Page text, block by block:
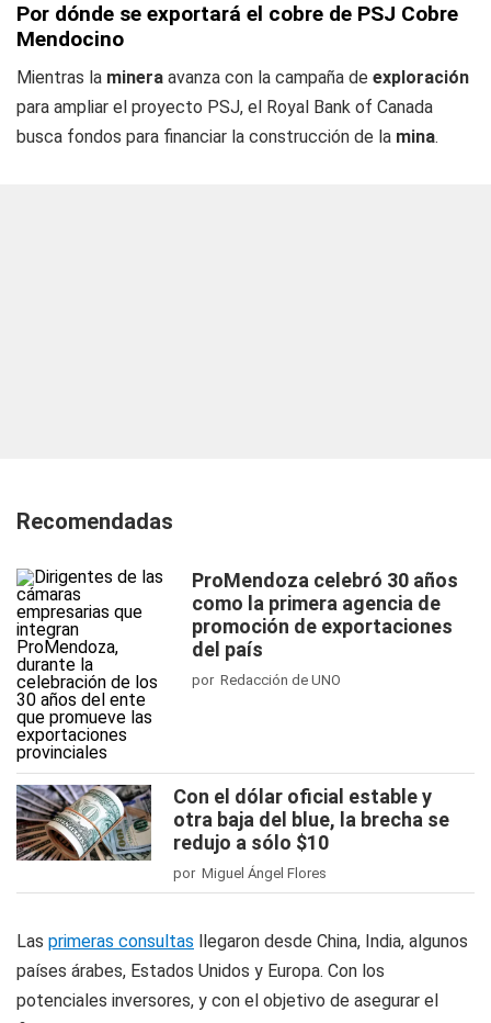
Por dónde se exportará el cobre de PSJ Cobre
Mendocino
Mientras la minera avanza con la campaña de exploración
para ampliar el proyecto PSJ, el Royal Bank of Canada
busca fondos para financiar la construcción de la mina.
Recomendadas
ProMendoza celebró 30 años
como la primera agencia de
promoción de exportaciones
del país
por Redacción de UNO
Con el dólar oficial estable y
otra baja del blue, la brecha se
redujo a sólo $10
por Miguel Ángel Flores
Las primeras consultas llegaron desde China, India, algunos
países árabes, Estados Unidos y Europa. Con los
potenciales inversores, y con el objetivo de asegurar el